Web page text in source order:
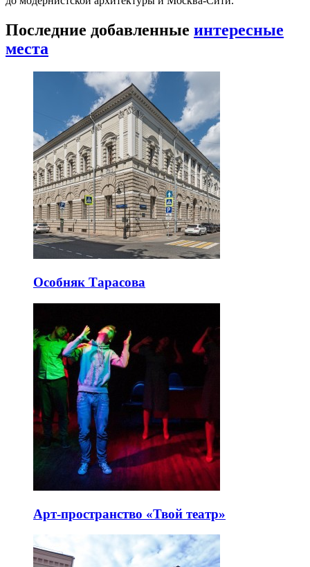
Последние добавленные интересные
места
Особняк Тарасова
Арт-пространство «Твой театр»